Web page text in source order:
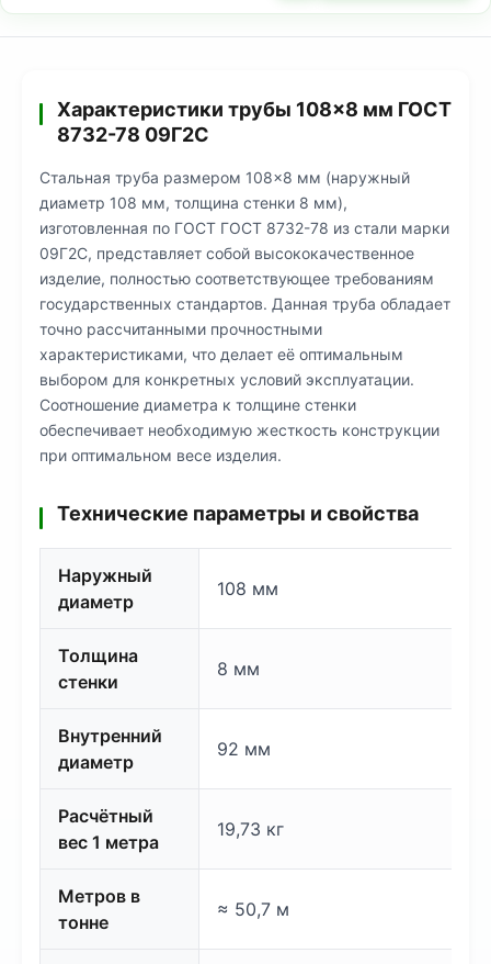
Характеристики трубы 108×8 мм ГОСТ
8732-78 09Г2С
Стальная труба размером 108×8 мм (наружный
диаметр 108 мм, толщина стенки 8 мм),
изготовленная по ГОСТ ГОСТ 8732-78 из стали марки
09Г2С, представляет собой высококачественное
изделие, полностью соответствующее требованиям
государственных стандартов. Данная труба обладает
точно рассчитанными прочностными
характеристиками, что делает её оптимальным
выбором для конкретных условий эксплуатации.
Соотношение диаметра к толщине стенки
обеспечивает необходимую жесткость конструкции
при оптимальном весе изделия.
Технические параметры и свойства
Наружный
диаметр
108 мм
Толщина
стенки
8 мм
Внутренний
диаметр
92 мм
Расчётный
вес 1 метра
19,73 кг
Метров в
тонне
≈ 50,7 м